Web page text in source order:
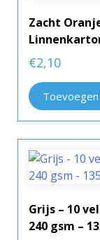
Zacht
€2,10
Grijs – 10
240 gsm –